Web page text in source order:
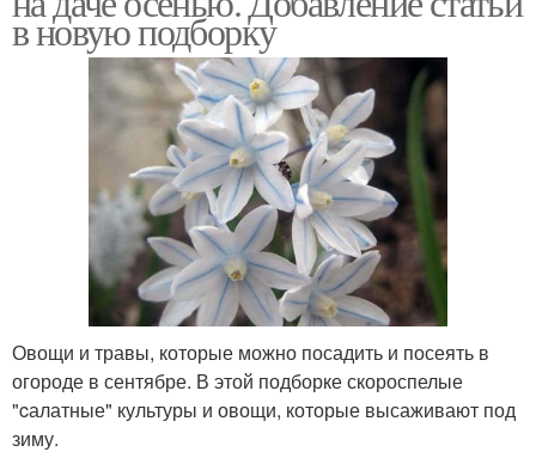
в новую подборку
Овощи и травы, которые можно посадить и посеять в
огороде в сентябре. В этой подборке скороспелые
"cалатные" культуры и овощи, которые высаживают под
зиму.